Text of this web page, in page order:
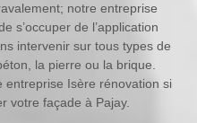
notre entreprise
s’occuper de l’application
intervenir sur tous types de
la pierre ou la brique.
entreprise Isère rénovation si
votre façade à Pajay.